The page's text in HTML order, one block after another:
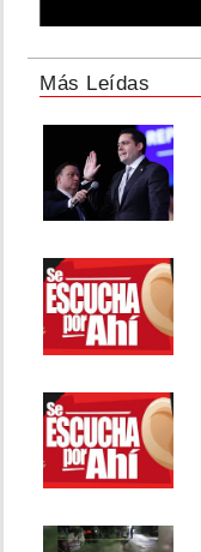
Más Leídas